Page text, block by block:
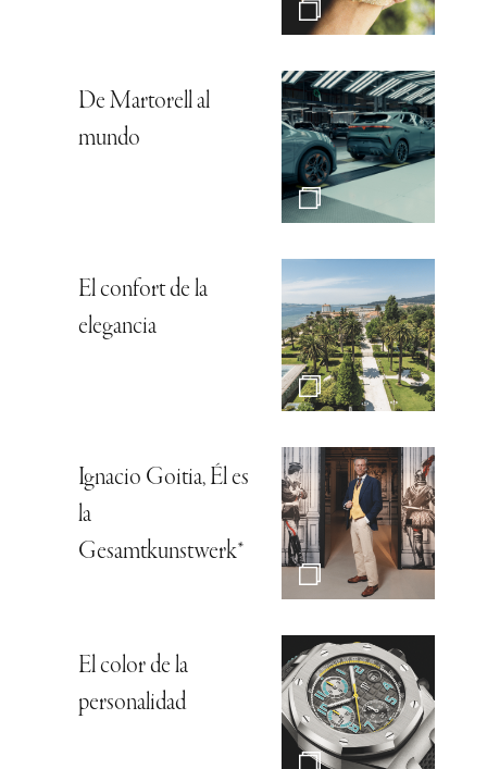
De Martorell al
mundo
El confort de la
elegancia
Ignacio Goitia, Él es
la
Gesamtkunstwerk*
El color de la
personalidad